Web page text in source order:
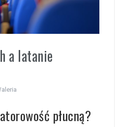
a latanie
płucną?